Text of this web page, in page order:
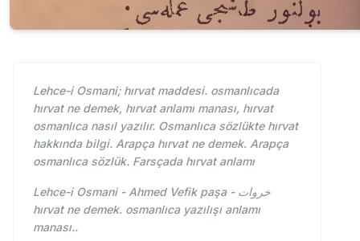
Lehce-i Osmani; hırvat maddesi. osmanlıcada
hırvat ne demek, hırvat anlamı manası, hırvat
osmanlıca nasıl yazılır. Osmanlıca sözlükte hırvat
hakkında bilgi. Arapça hırvat ne demek. Arapça
osmanlıca sözlük. Farsçada hırvat anlamı
Lehce-i Osmani - Ahmed Vefik paşa - خروات
hırvat ne demek. osmanlıca yazılışı anlamı
manası..